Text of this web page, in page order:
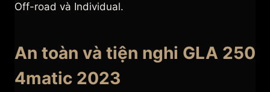
Off-road và Individual.
An toàn và tiện nghi GLA 250
4matic 2023